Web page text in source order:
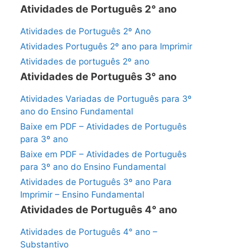
Atividades de Português 2° ano
Atividades de Português 2º Ano
Atividades Português 2º ano para Imprimir
Atividades de português 2º ano
Atividades de Português 3° ano
Atividades Variadas de Português para 3º
ano do Ensino Fundamental
Baixe em PDF – Atividades de Português
para 3º ano
Baixe em PDF – Atividades de Português
para 3º ano do Ensino Fundamental
Atividades de Português 3º ano Para
Imprimir – Ensino Fundamental
Atividades de Português 4° ano
Atividades de Português 4° ano –
Substantivo